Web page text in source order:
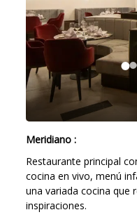
Meridiano :
Restaurante principal
cocina en vivo, menú
una variada cocina que
inspiraciones.